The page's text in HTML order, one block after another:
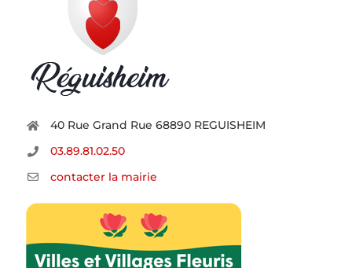
40 Rue Grand Rue 68890 REGUISHEIM
03.89.81.02.50
contacter la mairie